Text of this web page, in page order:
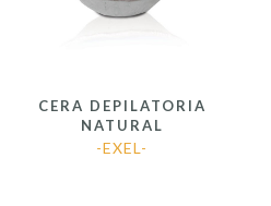
CERA DEPILATORIA
NATURAL
-EXEL-